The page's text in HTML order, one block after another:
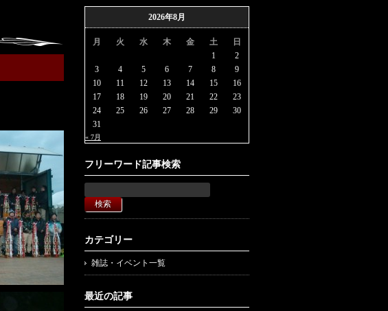
2026年8月
月 火 水 木 金 土
日
1
2
3
4 5 6 7 8
9
10
11 12 13 14 15
16
17
18 19 20 21 22
23
24
25 26 27 28 29
30
31
« 7月
フリーワード記事検索
カテゴリー
雑誌・イベント一覧
最近の記事